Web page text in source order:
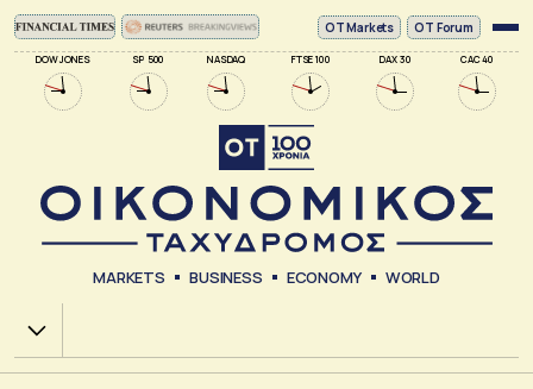
DOW JONES SP 500 NASDAQ FTSE 100 DAX 30 CAC 40
ΟΤ Markets OT Forum
MARKETS BUSINESS ECONOMY WORLD
Χ.Α.